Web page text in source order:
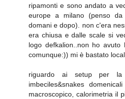
ripamonti e sono andato a
europe a milano (penso
domani e dopo). non c'era
era chiusa e dalle scale si
logo defkalion..non ho
comunque:)) mi è bastato
riguardo ai setup per
imbeciles&snakes
macroscopico, calorimetria il